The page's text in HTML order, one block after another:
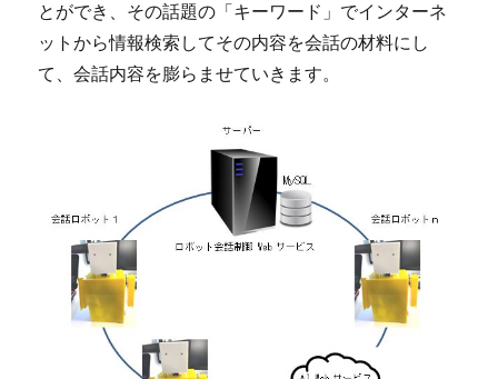
とができ、その話題の「キーワード」でインターネ
ットから情報検索してその内容を会話の材料にし
て、会話内容を膨らませていきます。